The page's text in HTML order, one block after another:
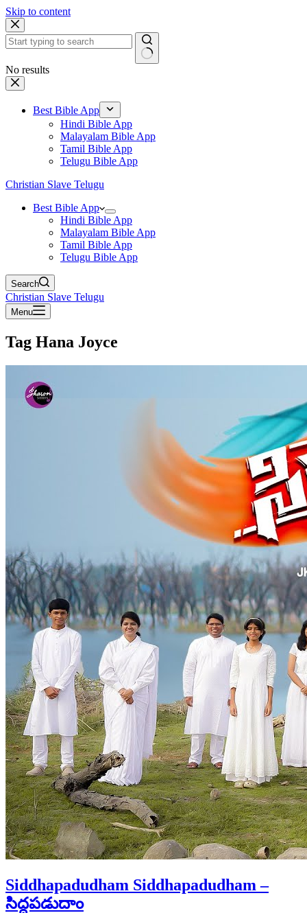
Skip to content
No results
Best Bible App
Hindi Bible App
Malayalam Bible App
Tamil Bible App
Telugu Bible App
Christian Slave Telugu
Best Bible App
Hindi Bible App
Malayalam Bible App
Tamil Bible App
Telugu Bible App
Search
Christian Slave Telugu
Menu
Tag Hana Joyce
Siddhapadudham Siddhapadudham –
సిద్దపడుదాం